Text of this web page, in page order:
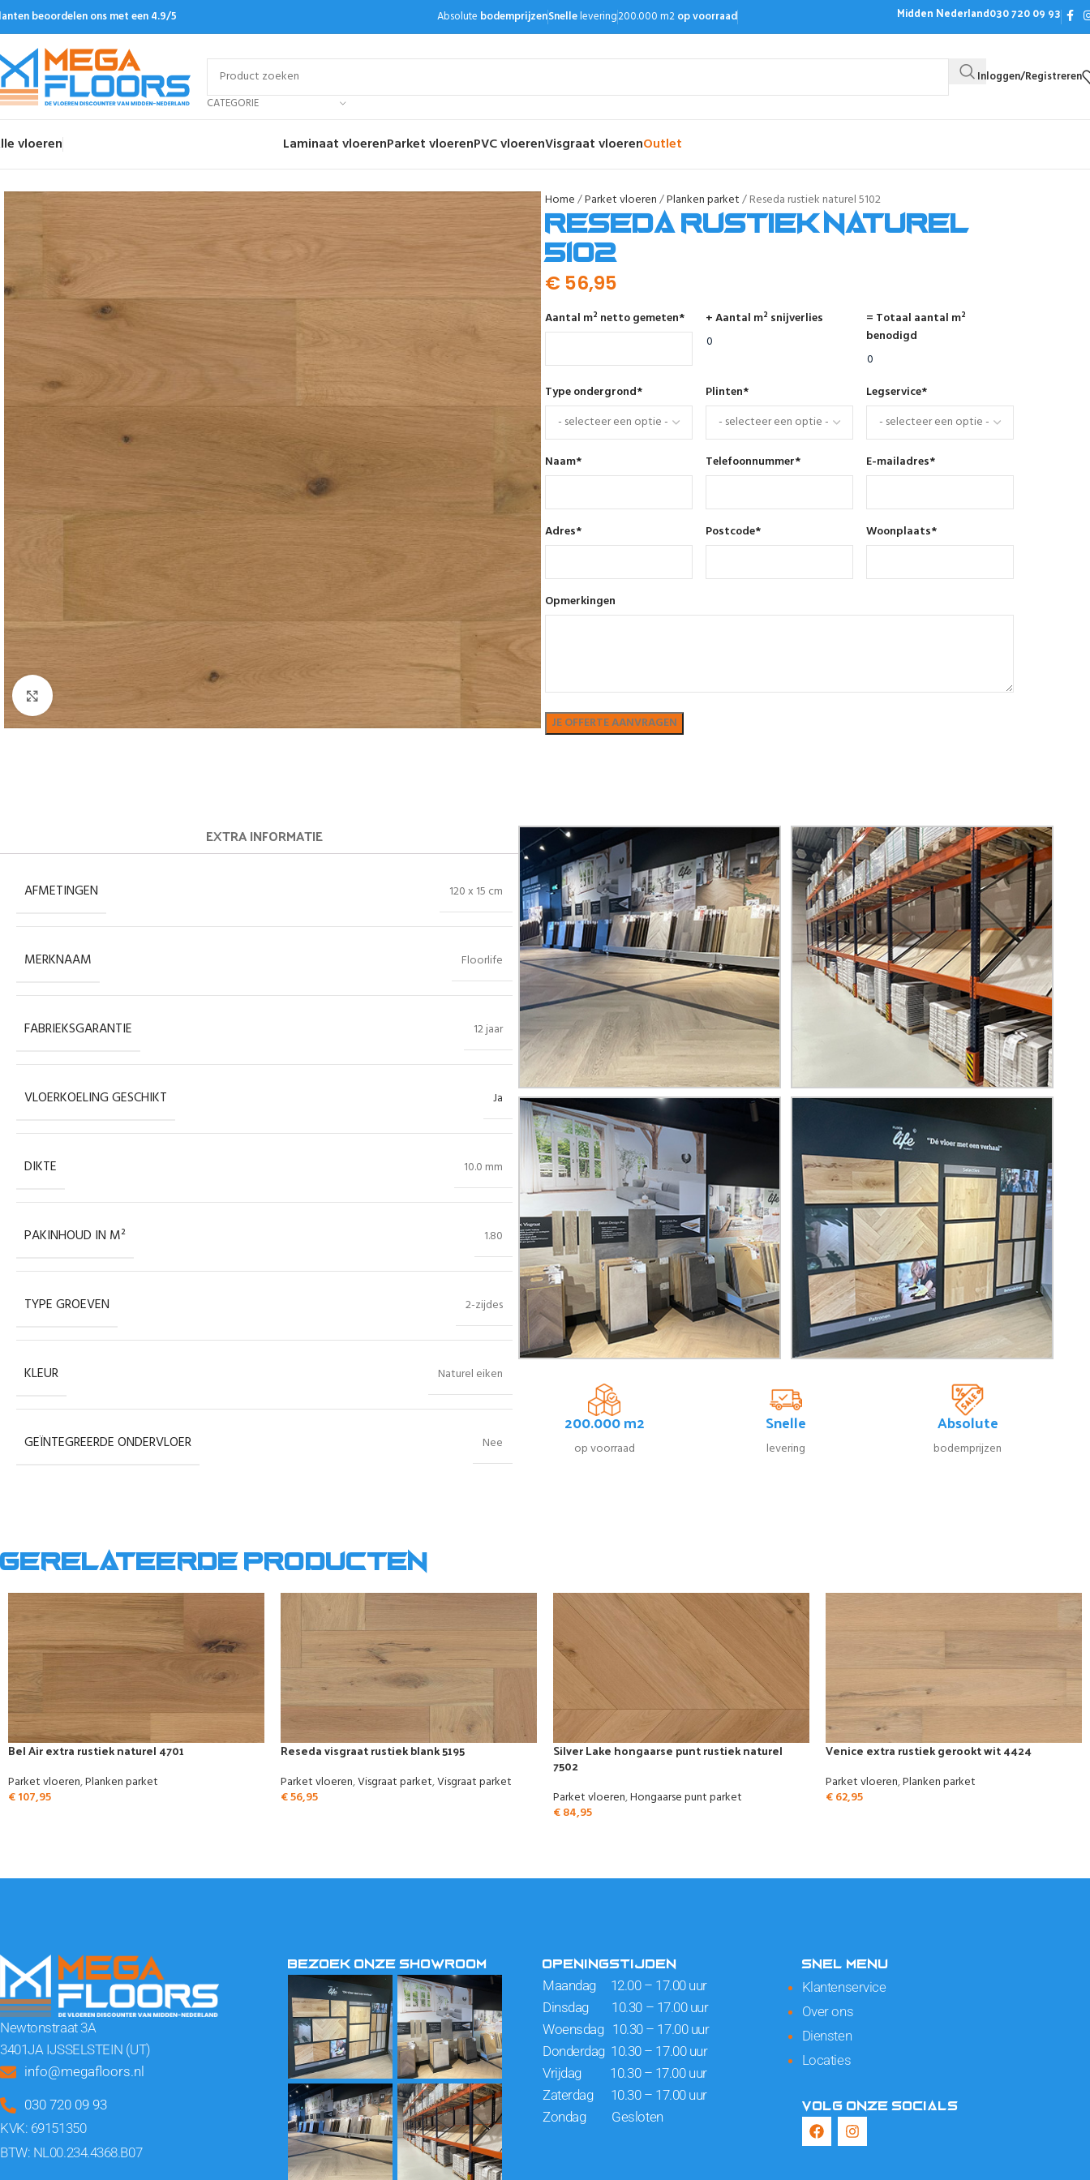
beoordelen ons met een 4.9/5 Absolute bodemprijzenSnellelevering200.000 m2op voorraad Midden Nederland030 720 09 93
CATEGORIE
Inloggen/Registreren
vloeren Laminaat vloerenParket vloerenPVC vloerenVisgraat vloerenOutlet
Home Parket vloeren Planken parket Reseda rustiek naturel 5102
Reseda rustiek naturel
5102
€56,95
Aantal m² netto gemeten* + Aantal m² snijverlies
= Totaal aantal m²
benodigd
Type ondergrond* Plinten* Legservice*
Naam* Telefoonnummer* E-mailadres*
Adres* Postcode* Woonplaats*
Opmerkingen
EXTRA INFORMATIE
AFMETINGEN 120 x 15 cm
MERKNAAM Floorlife
FABRIEKSGARANTIE 12 jaar
VLOERKOELING GESCHIKT Ja
DIKTE 10.0 mm
PAKINHOUD IN M² 1.80
TYPE GROEVEN 2-zijdes
KLEUR Naturel eiken
GEÏNTEGREERDE ONDERVLOER Nee
200.000 m2
op voorraad
Snelle
levering
Absolute
bodemprijzen
Gerelateerde producten
Bel Air extra rustiek naturel 4701
Parket vloeren,Planken parket
€107,95
Reseda visgraat rustiek blank 5195
Parket vloeren,Visgraat parket,Visgraat parket
€56,95
Silver Lake hongaarse punt rustiek naturel
7502
Parket vloeren,Hongaarse punt parket
€84,95
Venice extra rustiek gerookt wit 4424
Parket vloeren,Planken parket
€62,95
Newtonstraat 3A
3401JA IJSSELSTEIN (UT)
info@megafloors.nl
030 720 09 93
KVK: 69151350
BTW: NL00.234.4368.B07
BEZOEK ONZE SHOWROOM OPENINGSTIJDEN
Maandag 12.00 – 17.00 uur
Dinsdag 10.30 – 17.00 uur
Woensdag 10.30 – 17.00 uur
Donderdag 10.30 – 17.00 uur
Vrijdag 10.30 – 17.00 uur
Zaterdag 10.30 – 17.00 uur
Zondag Gesloten
SNEL MENU
Klantenservice
Over ons
Diensten
Locaties
VOLG ONZE SOCIALS